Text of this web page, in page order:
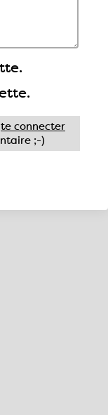
te connecter
;-)